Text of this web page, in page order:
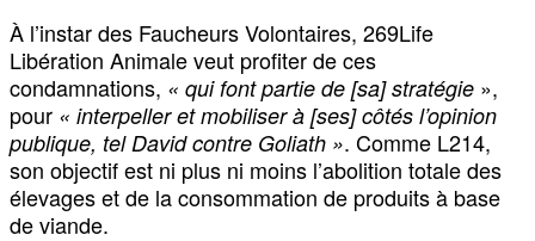
À l’instar des Faucheurs Volontaires, 269Life
Libération Animale veut profiter de ces
condamnations, « qui font partie de [sa] stratégie »,
pour « interpeller et mobiliser à [ses] côtés l’opinion
publique, tel David contre Goliath ». Comme L214,
son objectif est ni plus ni moins l’abolition totale des
élevages et de la consommation de produits à base
de viande.